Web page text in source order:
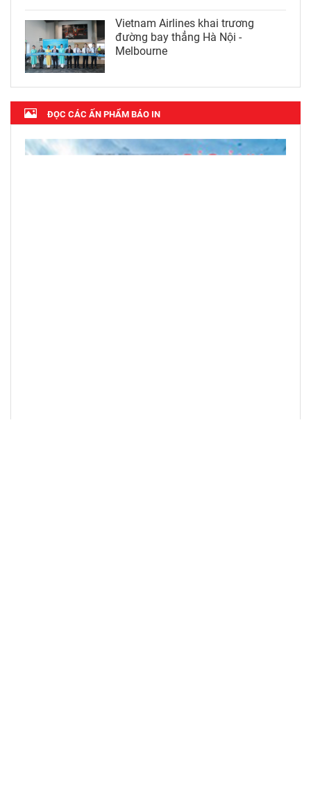
Vietnam Airlines khai trương
đường bay thẳng Hà Nội -
Melbourne
ĐỌC CÁC ẤN PHẨM BÁO IN